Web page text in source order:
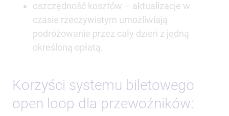
oszczędność kosztów – aktualizacje w
czasie rzeczywistym umożliwiają
podróżowanie przez cały dzień z jedną
określoną opłatą.
Korzyści systemu biletowego
open loop dla przewoźników: